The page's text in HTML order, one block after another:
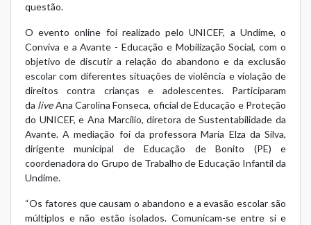
questão.
O evento online foi realizado pelo UNICEF, a Undime, o
Conviva e a Avante - Educação e Mobilização Social, com o
objetivo de discutir a relação do abandono e da exclusão
escolar com diferentes situações de violência e violação de
direitos contra crianças e adolescentes. Participaram
da liveAna Carolina Fonseca, oficial de Educação e Proteção
do UNICEF, e Ana Marcílio, diretora de Sustentabilidade da
Avante. A mediação foi da professora Maria Elza da Silva,
dirigente municipal de Educação de Bonito (PE) e
coordenadora do Grupo de Trabalho de Educação Infantil da
Undime.
“Os fatores que causam o abandono e a evasão escolar são
múltiplos e não estão isolados. Comunicam-se entre si e